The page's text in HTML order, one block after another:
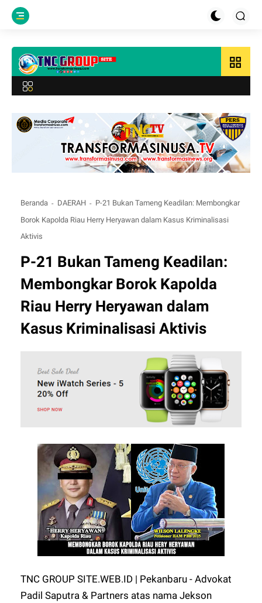
grid_view
Beranda DAERAH
P-21 Bukan Tameng Keadilan: Membongkar
Borok Kapolda Riau Herry Heryawan dalam Kasus Kriminalisasi
Aktivis
P-21 Bukan Tameng Keadilan:
Membongkar Borok Kapolda
Riau Herry Heryawan dalam
Kasus Kriminalisasi Aktivis
TNC GROUP SITE.WEB.ID | Pekanbaru - Advokat
Padil Saputra & Partners atas nama Jekson